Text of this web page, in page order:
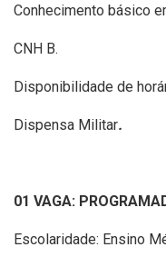
Conhecimento básico
CNH B.
Disponibilidade de
Dispensa Militar.
01 VAGA:
Escolaridade: Ensino